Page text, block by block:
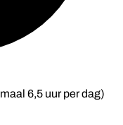
6,5 uur per dag)